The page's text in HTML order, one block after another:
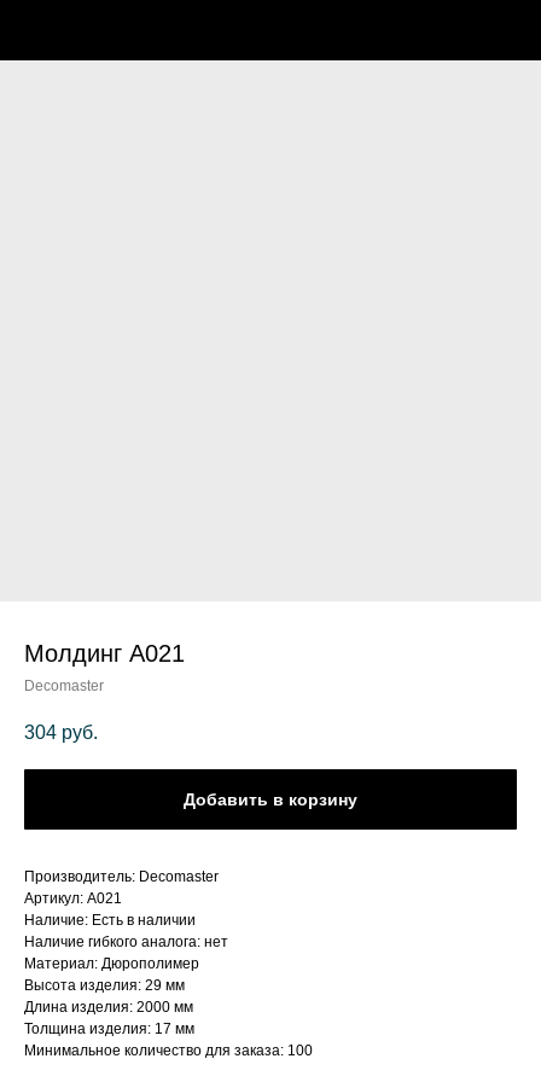
Молдинг A021
Decomaster
304 руб.
Добавить в корзину
Производитель: Decomaster
Артикул: A021
Наличие: Есть в наличии
Наличие гибкого аналога: нет
Материал: Дюрополимер
Высота изделия: 29 мм
Длина изделия: 2000 мм
Толщина изделия: 17 мм
Минимальное количество для заказа: 100